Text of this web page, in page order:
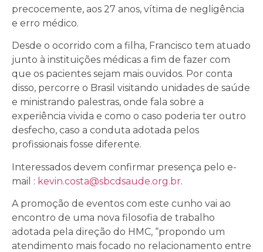
precocemente, aos 27 anos, vítima de negligência
e erro médico.
Desde o ocorrido com a filha, Francisco tem atuado
junto à instituições médicas a fim de fazer com
que os pacientes sejam mais ouvidos. Por conta
disso, percorre o Brasil visitando unidades de saúde
e ministrando palestras, onde fala sobre a
experiência vivida e como o caso poderia ter outro
desfecho, caso a conduta adotada pelos
profissionais fosse diferente.
Interessados devem confirmar presença pelo e-
mail : kevin.costa@sbcdsaude.org.br.
A promoção de eventos com este cunho vai ao
encontro de uma nova filosofia de trabalho
adotada pela direção do HMC, “propondo um
atendimento mais focado no relacionamento entre